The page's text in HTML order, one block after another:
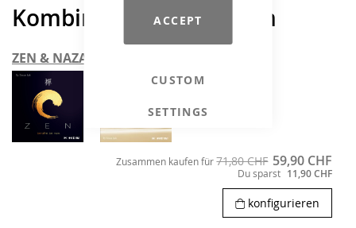
ACCEPT
CUSTOM
SETTINGS
Kombinieren und sparen
ZEN & NAZAR
Zusammen kaufen für71,80 CHF 59,90 CHF
Du sparst 11,90 CHF
konfigurieren